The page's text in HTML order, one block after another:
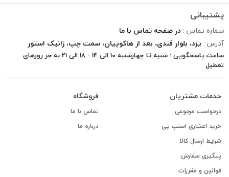
پشتیبانی
شماره تماس : در صفحه تماس با ما
آدرس : یزد، بلوار قندی، بعد از هاکوپیان، سمت چپ، زانیک استور
ساعت پاسخگویی : شنبه تا چهارشنبه 10 الی 14 - 18 الی 21 به جز روزهای
تعطیل
خدمات مشتریان
درخواست مرجوعی
خرید اعتباری اسنپ پی
شرایط ارسال کالا
پیگیری سفارش
قوانین و مقررات
فروشگاه
تماس با ما
درباره ما